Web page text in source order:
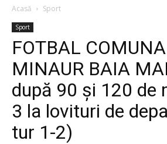
Acasă Sport
Sport
FOTBAL
MINAUR BAIA
după 90 și 120 de
3 la lovituri de
tur 1-2)